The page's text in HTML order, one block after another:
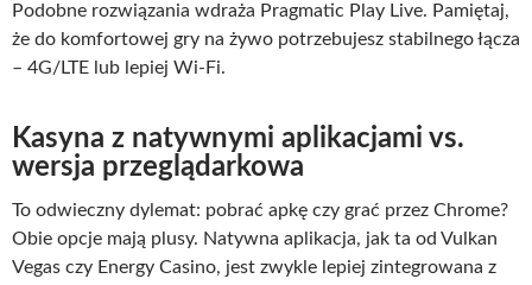
Podobne rozwiązania wdraża Pragmatic Play Live. Pamiętaj,
że do komfortowej gry na żywo potrzebujesz stabilnego łącza
– 4G/LTE lub lepiej Wi-Fi.
Kasyna z natywnymi aplikacjami vs.
wersja przeglądarkowa
To odwieczny dylemat: pobrać apkę czy grać przez Chrome?
Obie opcje mają plusy. Natywna aplikacja, jak ta od Vulkan
Vegas czy Energy Casino, jest zwykle lepiej zintegrowana z